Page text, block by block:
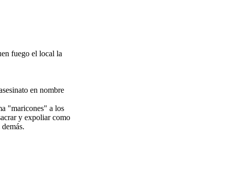
fuego el local la
en nombre
"maricones" a los
y expoliar como